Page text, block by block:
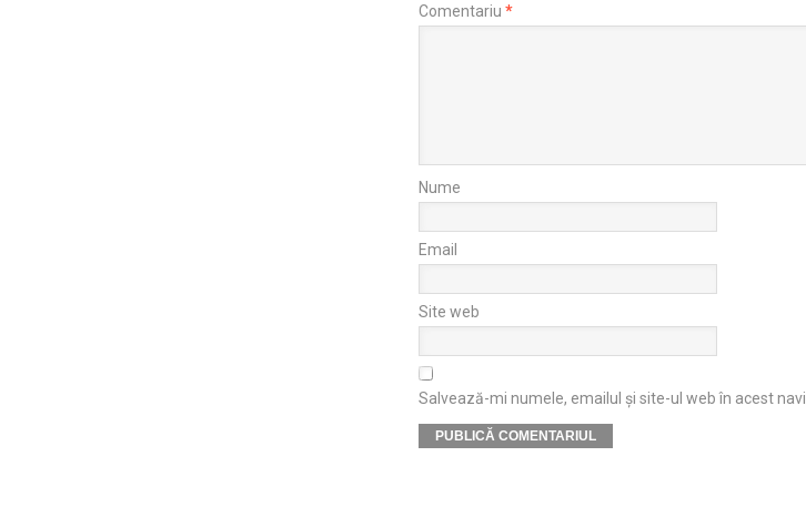
Comentariu *
Nume
Email
Site web
Salvează-mi numele, emailul și site-ul web în acest